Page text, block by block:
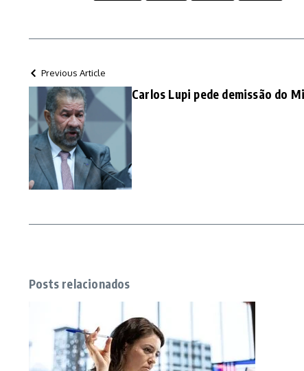
Previous Article
Carlos Lupi pede demissão do
Posts relacionados